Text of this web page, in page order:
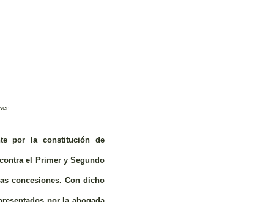
por la constitución de
el Primer y Segundo
concesiones. Con dicho
por la abogada